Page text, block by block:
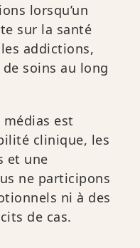
lorsqu’un
sur la santé
addictions,
soins au long
est
clinique, les
et une
ne participons
ni à des
de cas.